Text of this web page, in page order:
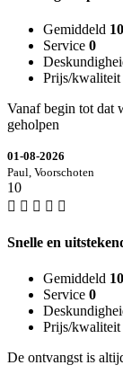
Gemiddeld 10
Service 0
Prijs/kwaliteit
Vanaf begin tot dat
geholpen
01-08-2026
Paul, Voorschoten
10
Snelle en
Gemiddeld 10
Service 0
Prijs/kwaliteit
De ontvangst is